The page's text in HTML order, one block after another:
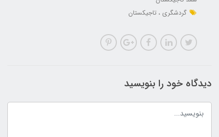
گردشگری تاجیکستان
دیدگاه خود را بنویسید